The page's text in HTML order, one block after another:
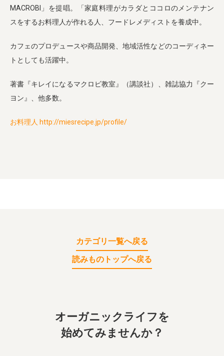
MACROBI」を提唱。「家庭料理がカラダとココロのメンテナン
スをするお料理人が作れる人、フードレメディストを養成中。
カフェのプロデュースや商品開発、地域活性などのコーディネー
トとしても活躍中。
著書『キレイになるマクロビ教室』（講談社）、雑誌協力『クー
ヨン』、他多数。
お料理人 http://miesrecipe.jp/profile/
カテゴリ一覧へ戻る
読みものトップへ戻る
オーガニックライフを
始めてみませんか？